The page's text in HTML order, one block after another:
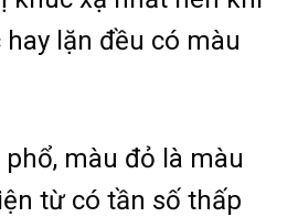
lặn đều có màu
màu đỏ là màu
từ có tần số thấp